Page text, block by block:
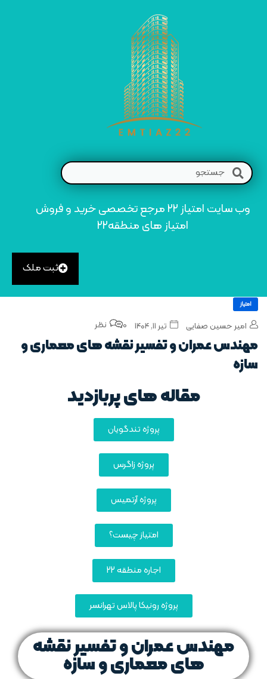
وب سایت امتیاز 22 مرجع تخصصی خرید و فروش
امتیاز های منطقه22
ثبت ملک
امتیاز
امیر حسین صفایی تیر ۱۱, ۱۴۰۴ 0 نظر
مهندس عمران و تفسیر نقشه‌ های معماری و
سازه
مقاله های پربازدید
پروژه تندگویان
پروژه زاگرس
پروژه آرتمیس
امتیاز چیست؟
اجاره منطقه 22
پروژه رونیکا پالاس تهرانسر
مهندس عمران و تفسیر نقشه‌
های معماری و سازه